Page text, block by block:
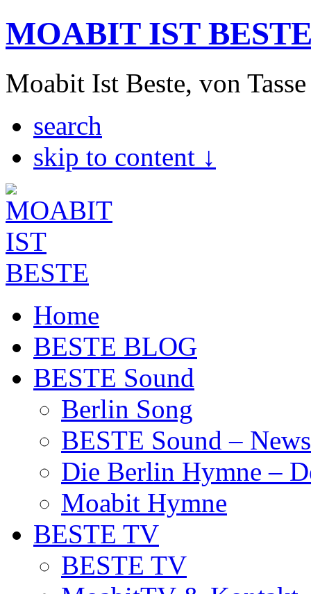
MOABIT IST
Moabit Ist Beste, von
search
skip to content ↓
Home
BESTE BLOG
BESTE Sound
Berlin Song
BESTE Sound –
Die Berlin Hymne –
Moabit Hymne
BESTE TV
BESTE TV